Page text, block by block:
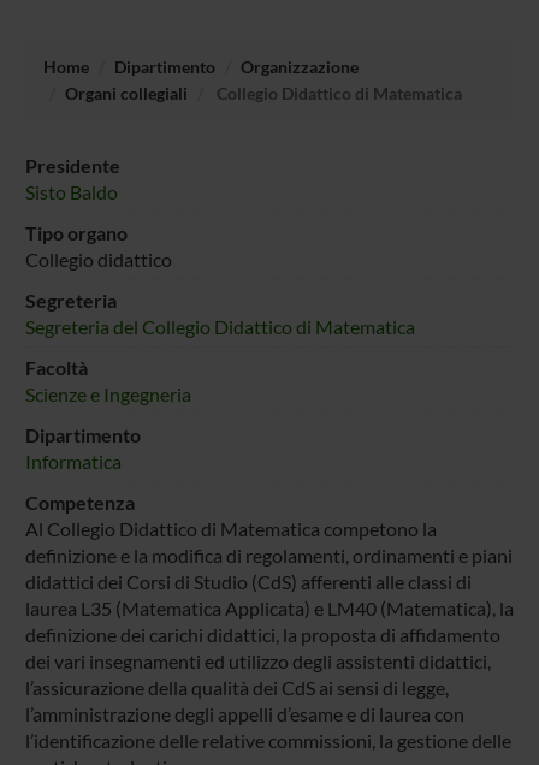
Home Dipartimento
Organizzazione
Organi collegiali
Collegio Didattico di Matematica
Presidente
Sisto Baldo
Tipo organo
Collegio didattico
Segreteria
Segreteria del Collegio Didattico di Matematica
Facoltà
Scienze e Ingegneria
Dipartimento
Informatica
Competenza
Al Collegio Didattico di Matematica competono la
definizione e la modifica di regolamenti, ordinamenti e piani
didattici dei Corsi di Studio (CdS) afferenti alle classi di
laurea L35 (Matematica Applicata) e LM40 (Matematica), la
definizione dei carichi didattici, la proposta di affidamento
dei vari insegnamenti ed utilizzo degli assistenti didattici,
l’assicurazione della qualità dei CdS ai sensi di legge,
l’amministrazione degli appelli d’esame e di laurea con
l’identificazione delle relative commissioni, la gestione delle